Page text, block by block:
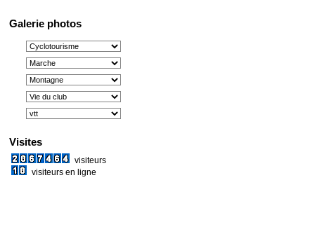
Galerie photos
Visites
visiteurs
visiteurs en ligne